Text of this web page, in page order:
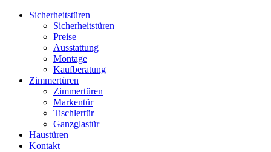
Sicherheitstüren
Sicherheitstüren
Preise
Ausstattung
Montage
Kaufberatung
Zimmertüren
Zimmertüren
Markentür
Tischlertür
Ganzglastür
Haustüren
Kontakt